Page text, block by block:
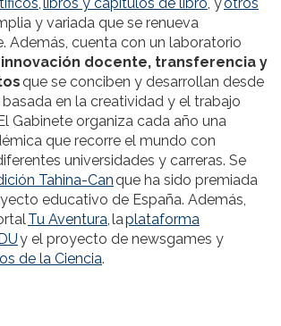
y variada que se renueva
Además, cuenta con un laboratorio
innovación docente, transferencia y
que se conciben y desarrollan desde
en la creatividad y el trabajo
Gabinete organiza cada año una
que recorre el mundo con
universidades y carreras. Se
Tahina-Canque ha sido premiada
educativo de España. Además,
Tu Aventura,laplataforma
y el proyecto de newsgames y
de la Ciencia.